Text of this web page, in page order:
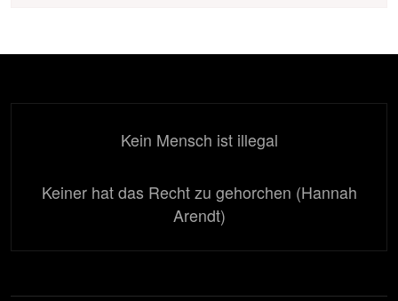
Kein Mensch ist illegal
Keiner hat das Recht zu gehorchen (Hannah
Arendt)